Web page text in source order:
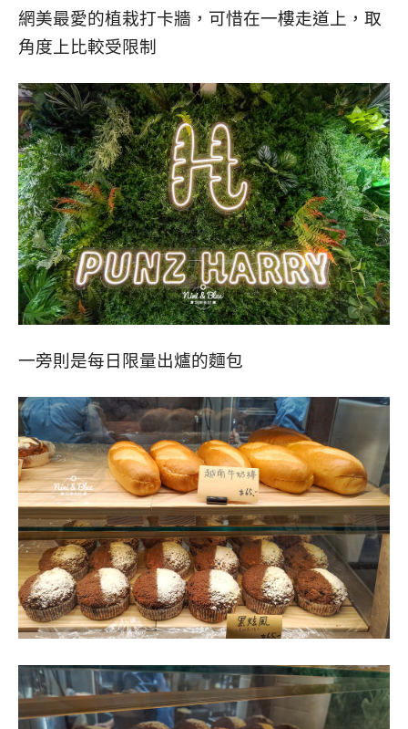
網美最愛的植栽打卡牆，可惜在一樓走道上，取
角度上比較受限制
一旁則是每日限量出爐的麵包